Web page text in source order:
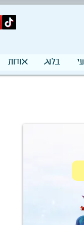
בלוג אודות